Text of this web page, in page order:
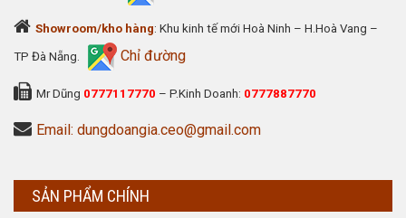
Showroom/kho hàng: Khu kinh tế mới Hoà Ninh – H.Hoà Vang –
TP Đà Nẵng. Chỉ đường
Mr Dũng 0777117770 – P.Kinh Doanh: 0777887770
Email: dungdoangia.ceo@gmail.com
SẢN PHẨM CHÍNH